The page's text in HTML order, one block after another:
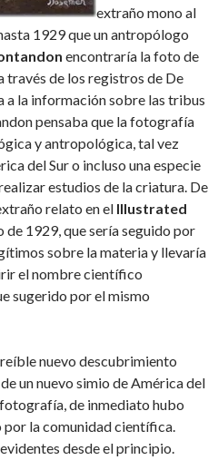
extraño mono al
1929 que un antropólogo
encontraría la foto de
través de los registros de De
a la información sobre las tribus
pensaba que la fotografía
y antropológica, tal vez
del Sur o incluso una especie
estudios de la criatura. De
relato en el Illustrated
de 1929, que sería seguido por
sobre la materia y llevaría
el nombre científico
sugerido por el mismo
nuevo descubrimiento
un nuevo simio de América del
de inmediato hubo
la comunidad científica.
desde el principio.